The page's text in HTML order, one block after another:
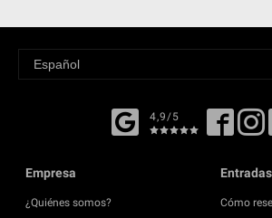
4,9/5
Empresa
¿Quiénes somos?
Entradas
Cómo